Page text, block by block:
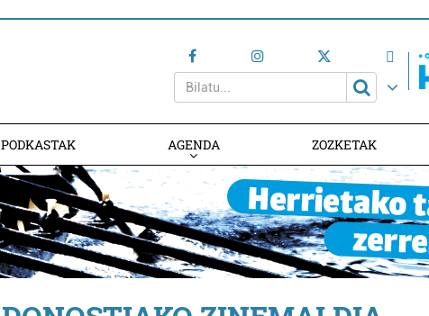
PODKASTAK AGENDA ZOZKETAK